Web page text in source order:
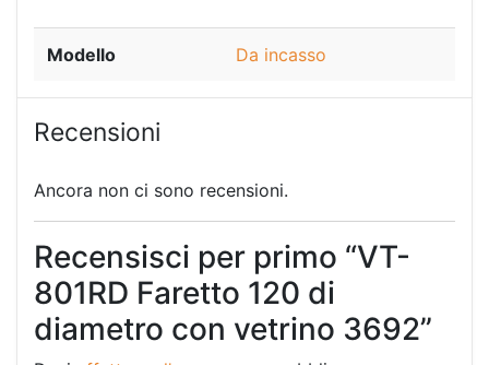
Modello Da incasso
Recensioni
Ancora non ci sono recensioni.
Recensisci per primo “VT-
801RD Faretto 120 di
diametro con vetrino 3692”